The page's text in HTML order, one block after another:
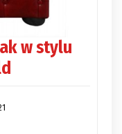
w stylu